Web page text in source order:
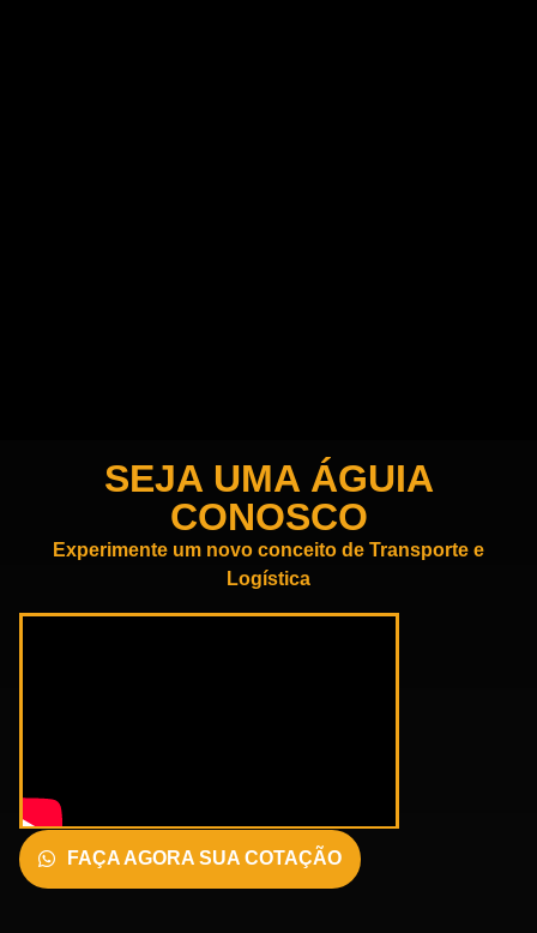
SEJA UMA ÁGUIA
CONOSCO
Experimente um novo conceito de Transporte e
Logística
FAÇA AGORA SUA COTAÇÃO